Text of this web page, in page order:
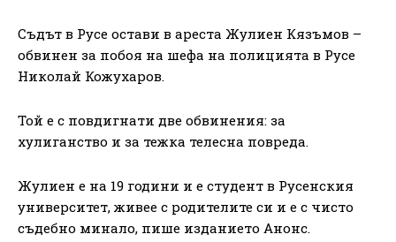
Съдът в Русе остави в ареста Жулиен Кязъмов –
обвинен за побоя на шефа на полицията в Русе
Николай Кожухаров.
Той е с повдигнати две обвинения: за
хулиганство и за тежка телесна повреда.
Жулиен е на 19 години и е студент в Русенския
университет, живее с родителите си и е с чисто
съдебно минало, пише изданието Анонс.